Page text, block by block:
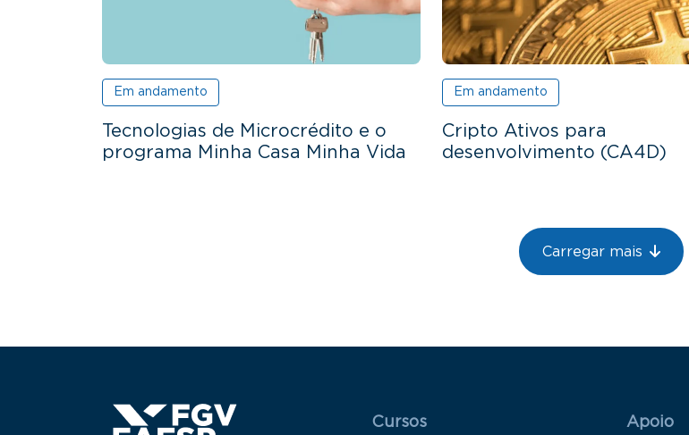
Em andamento
Tecnologias de Microcrédito e o
programa Minha Casa Minha Vida
Em andamento
Cripto Ativos para
desenvolvimento (CA4D)
Carregar mais
Menu Rodapé 1
Cursos Rodapé 2
Apoio